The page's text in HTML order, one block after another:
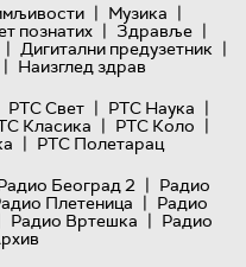
| Музика |
познатих | Здравље |
| Дигитални предузетник |
| Наизглед здрав
РТС Свет | РТС Наука |
Класика | РТС Коло |
| РТС Полетарац
Београд 2 | Радио
Плетеница | Радио
Радио Вртешка | Радио